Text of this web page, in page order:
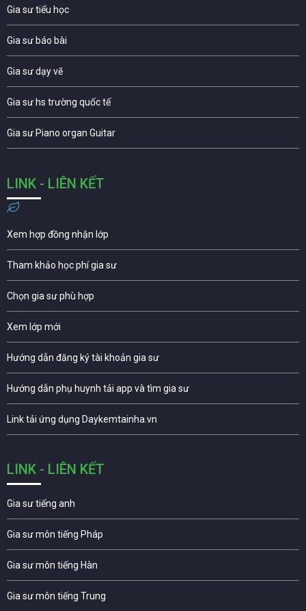
Gia sư tiểu học
Gia sư báo bài
Gia sư dạy vẽ
Gia sư hs trường quốc tế
Gia sư Piano organ Guitar
LINK - LIÊN KẾT
Xem hợp đồng nhận lớp
Tham khảo học phí gia sư
Chọn gia sư phù hợp
Xem lớp mới
Hướng dẫn đăng ký tài khoản gia sư
Hướng dẫn phụ huynh tải app và tìm gia sư
Link tải ứng dụng Daykemtainha.vn
LINK - LIÊN KẾT
Gia sư tiếng anh
Gia sư môn tiếng Pháp
Gia sư môn tiếng Hàn
Gia sư môn tiếng Trung